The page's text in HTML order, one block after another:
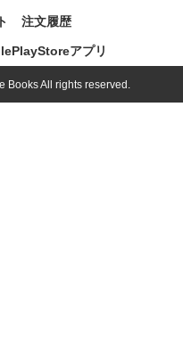
注文履歴
アプリ
All rights reserved.